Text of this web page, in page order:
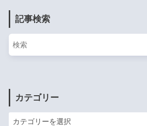
記事検索
カテゴリー